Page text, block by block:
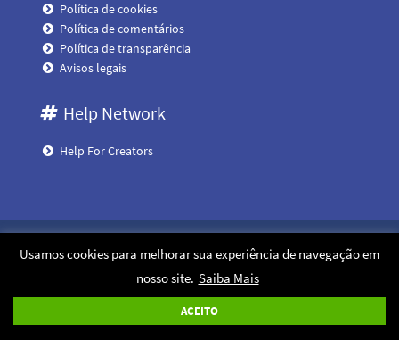
Política de cookies
Política de comentários
Política de transparência
Avisos legais
Help Network
Help For Creators
Help In Tech· 2020-2026 © Todos os direitos reservados
Um projeto da
Usamos cookies para melhorar sua experiência de navegação em
nosso site. Saiba Mais
ACEITO